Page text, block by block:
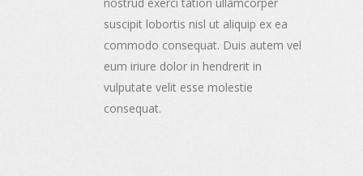
suscipit lobortis nisl ut aliquip ex ea
commodo consequat. Duis autem vel
eum iriure dolor in hendrerit in
vulputate velit esse molestie
consequat.